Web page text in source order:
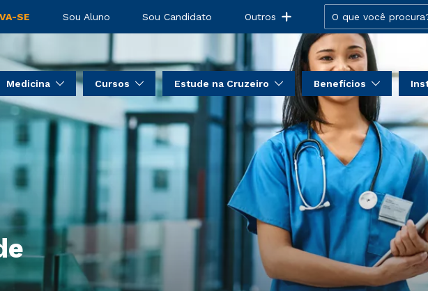
SE Sou Aluno Sou Candidato Outros
Medicina Cursos Estude na Cruzeiro Benefícios